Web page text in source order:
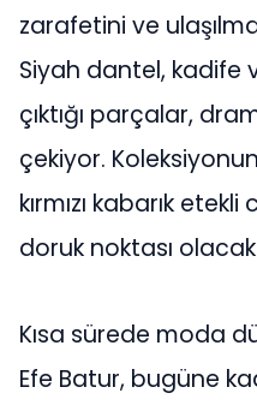
zarafetini ve
Siyah dantel, kadife
çıktığı parçalar,
çekiyor.
kırmızı kabarık
doruk noktası
Kısa sürede moda
Efe Batur, bugüne